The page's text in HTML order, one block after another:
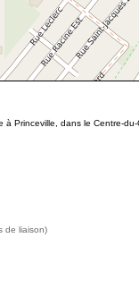
à Princeville, dans le Centre-
de liaison)